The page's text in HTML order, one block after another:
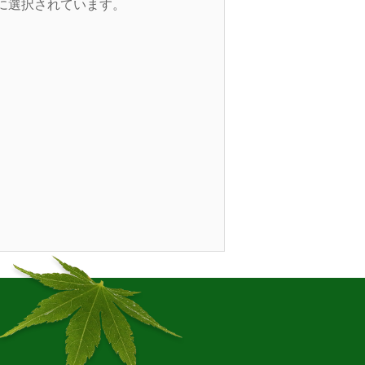
択されています。